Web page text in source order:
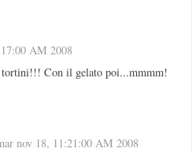
AM 2008
tortini!!! Con il gelato poi...mmmm!
nov 18, 11:21:00 AM 2008